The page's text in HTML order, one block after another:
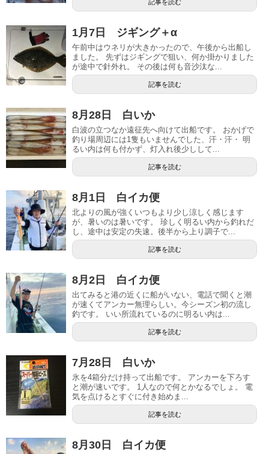
記事を読む
1月7日 ジギング＋α
午前中はウネリが大きかったので、午後から出船し
ました。 先ずはジギングで狙い、何か掛かりました
が途中で針外れ。 その後は何も音沙汰な...
記事を読む
8月28日 白いか
白波の立つなか遠征先へ向けて出船です。 おかげで
釣り場周辺には1隻もいませんでした、汗・汗・ 明
るい内は何も付かず、灯入れ後少しして...
記事を読む
8月1日 白イカ便
北よりの風が強くいつもより少し涼しく感じます
が、暑いのは暑いです。 珍しく明るい内から釣れだ
し、途中は安定の失速。後半から上り調子で...
記事を読む
8月2日 白イカ便
出てみると港の近くに船がいない、電話で聞くと潮
が速くてアンカー無理らしい。今シーズン初の流し
釣です。 いい所流れているのに明るい内は...
記事を読む
7月28日 白いか
氷を4箱分だけ持って出船です。 アンカーを下ろす
と潮が速いです。 1人なので何とかなるでしょ。 電
気を点けるとすぐに付き始めま...
記事を読む
8月30日 白イカ便